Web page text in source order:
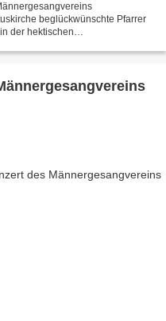
beglückwünschte Pfarrer
der hektischen